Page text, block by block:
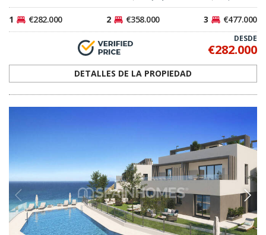
1 €282.000 2 €358.000 3 €477.000
DESDE
€282.000
DETALLES DE LA PROPIEDAD